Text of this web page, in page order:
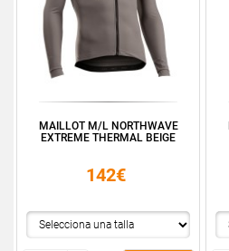
MAILLOT M/L NORTHWAVE
EXTREME THERMAL BEIGE
142€